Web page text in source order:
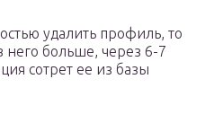
удалить профиль, то
него больше, через 6-7
сотрет ее из базы